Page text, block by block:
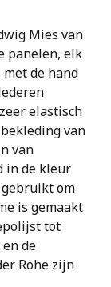
Mies van
panelen, elk
de hand
elastisch
van
van
in de kleur
om
is gemaakt
tot
de
Rohe zijn